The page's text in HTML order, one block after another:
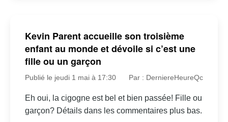
Kevin Parent accueille son troisième
enfant au monde et dévoile si c’est une
fille ou un garçon
Publié le jeudi 1 mai à 17:30 Par : DerniereHeureQc
Eh oui, la cigogne est bel et bien passée! Fille ou
garçon? Détails dans les commentaires plus bas.